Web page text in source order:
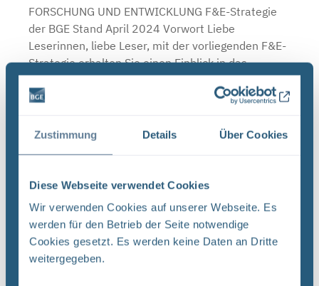
Zustimmung Details Über Cookies
Diese Webseite verwendet Cookies
Wir verwenden Cookies auf unserer Webseite. Es
werden für den Betrieb der Seite notwendige
Cookies gesetzt. Es werden keine Daten an Dritte
weitergegeben.
FORSCHUNG UND ENTWICKLUNG F&E-Strategie
der BGE Stand April 2024 Vorwort Liebe
Leserinnen, liebe Leser, mit der vorliegenden F&E-
Strategie erhalten Sie einen Einblick in das
umfassende Aufgabenspek- ...
17.04.2024 | Upload am: 17.04.2024
Revision von Unterlagen –
Qualitätsmanagementverfahrensanweisung QMV
03 (PDF)
DokID: 11965023 Projekt PSP-Element
Funktion/Thema Komponente Baugruppe Aufgabe